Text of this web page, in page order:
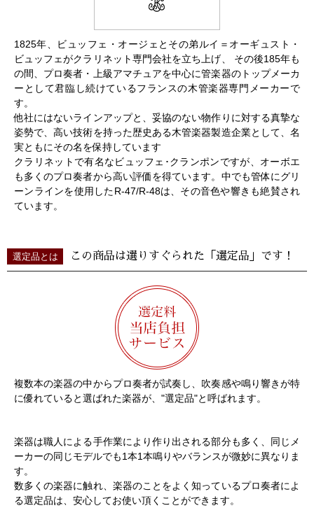
1825年、ビュッフェ・オージェとその弟ルイ＝オーギュスト・
ビュッフェがクラリネット専門会社を立ち上げ、 その後185年も
の間、プロ奏者・上級アマチュアを中心に管楽器のトップメーカ
ーとして君臨し続けているフランスの木管楽器専門メーカーで
す。
他社にはないラインアップと、妥協のない物作りに対する真摯な
姿勢で、高い技術を持った歴史ある木管楽器製造企業として、名
実ともにその名を保持しています
クラリネットで有名なビュッフェ･クランポンですが、オーボエ
も多くのプロ奏者から高い評価を得ています。中でも管体にグリ
ーンラインを使用したR-47/R-48は、その音色や響きも絶賛され
ています。
選定品とは この商品は選りすぐられた「選定品」です！
複数本の楽器の中からプロ奏者が試奏し、吹奏感や鳴り響きが特
に優れていると選ばれた楽器が、"選定品"と呼ばれます。
楽器は職人による手作業により作り出される部分も多く、同じメ
ーカーの同じモデルでも1本1本鳴りやバランスが微妙に異なりま
す。
数多くの楽器に触れ、楽器のことをよく知っているプロ奏者によ
る選定品は、安心してお使い頂くことができます。